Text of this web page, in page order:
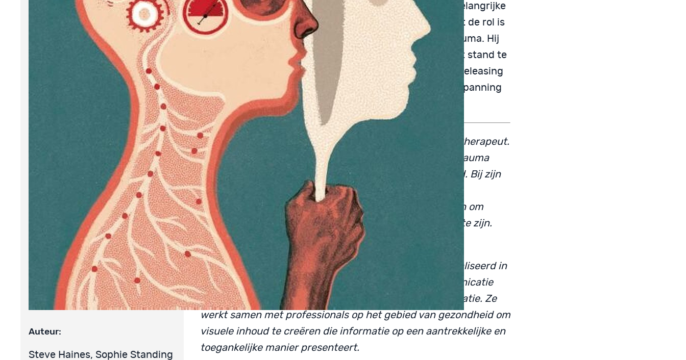
Auteur:
Steve Haines, Sophie Standing
Met tekeningen, metaforen over katten en muizen en belangrijke
wetenschappelijke informatie beschrijft de verteller wat de rol is
van de fysiologie van het lichaam bij het herstel van trauma. Hij
geeft technieken om veranderingen op fysiek niveau tot stand te
brengen, met inbegrip van TRE®-technieken (Trauma Releasing
Exercises) om je lijf te helpen diepe patronen van spierspanning
en trauma los te laten.
Steve Haines
werkt al ruim 25 jaar als lichaamsgericht therapeut.
Gebaseerd op inzichten in de wetenschap van pijn en trauma
heeft hij zijn therapeutische benadering doorontwikkeld. Bij zijn
behandelingen maakt hij gebruik van beweging,
kennisoverdracht, belichaamd bewustzijn en slow touch om
mensen te helpen vrijer te bewegen en meer aanwezig te zijn.
Steve woont en werkt in Londen en Genève.
Sophie Standing
is als illustrator en ontwerper gespecialiseerd in
menswetenschappen. Het is haar passie om de communicatie
over en het begrip van welzijn te verbeteren door illustratie. Ze
werkt samen met professionals op het gebied van gezondheid om
visuele inhoud te creëren die informatie op een aantrekkelijke en
toegankelijke manier presenteert.